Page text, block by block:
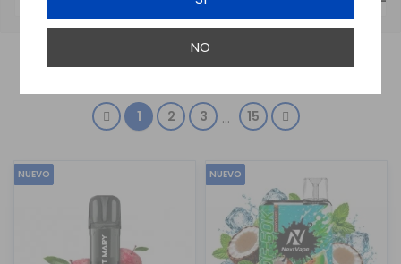
NO
1 2 3 … 15
NUEVO NUEVO